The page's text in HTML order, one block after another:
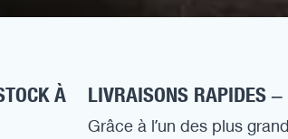
À
LIVRAISONS RAPIDES –
Grâce à l’un des plus